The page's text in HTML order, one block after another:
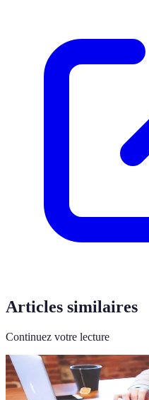
Articles similaires
Continuez votre lecture